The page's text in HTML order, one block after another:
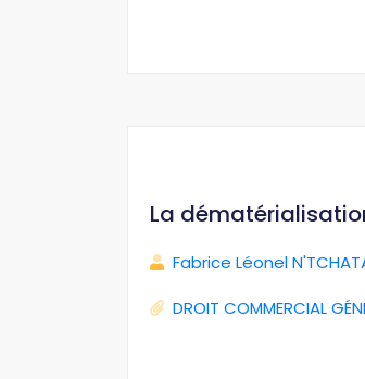
La
Fabrice Léonel
DROIT COMMERCIAL